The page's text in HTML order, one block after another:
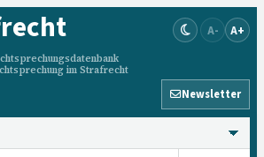
im Strafrecht
A- A+
Newsletter